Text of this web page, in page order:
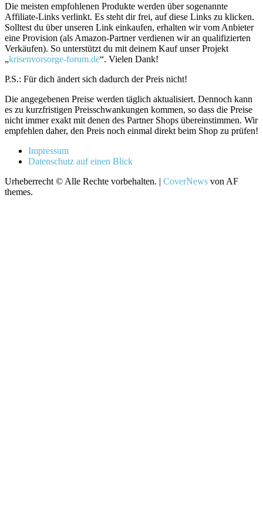
Die meisten empfohlenen Produkte werden über sogenannte
Affiliate-Links verlinkt. Es steht dir frei, auf diese Links zu klicken.
Solltest du über unseren Link einkaufen, erhalten wir vom Anbieter
eine Provision (als Amazon-Partner verdienen wir an qualifizierten
Verkäufen). So unterstützt du mit deinem Kauf unser Projekt
„krisenvorsorge-forum.de“. Vielen Dank!
P.S.: Für dich ändert sich dadurch der Preis nicht!
Die angegebenen Preise werden täglich aktualisiert. Dennoch kann
es zu kurzfristigen Preisschwankungen kommen, so dass die Preise
nicht immer exakt mit denen des Partner Shops übereinstimmen. Wir
empfehlen daher, den Preis noch einmal direkt beim Shop zu prüfen!
Impressum
Datenschutz auf einen Blick
Urheberrecht © Alle Rechte vorbehalten. | CoverNews von AF
themes.